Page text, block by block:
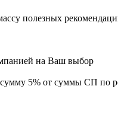
полезных
на Ваш выбор
сумму 5% от суммы СП по